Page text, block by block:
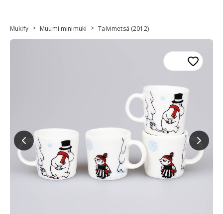
Mukify > Muumi minimuki > Talvimetsä (2012)